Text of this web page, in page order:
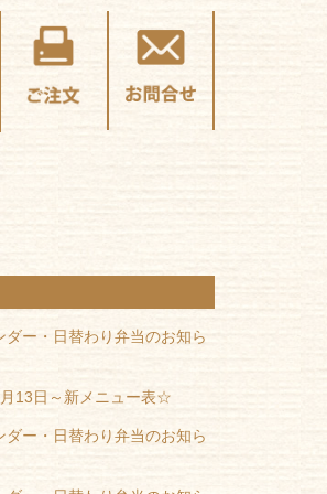
ダー・日替わり弁当のお知ら
13日～新メニュー表☆
ダー・日替わり弁当のお知ら